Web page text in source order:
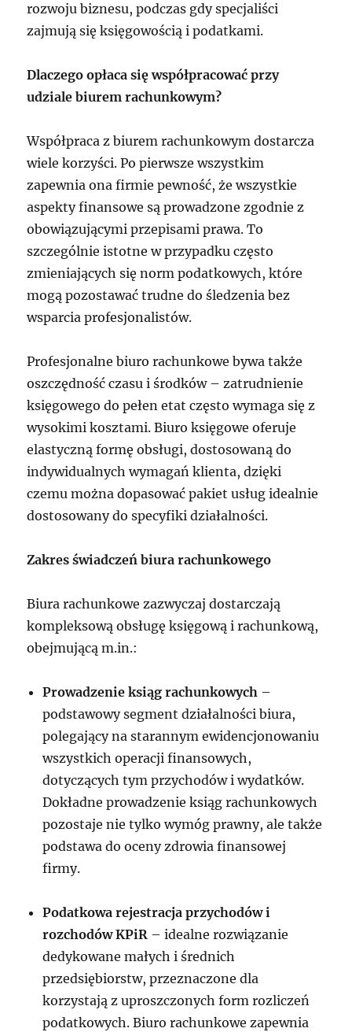
rozwoju biznesu, podczas gdy specjaliści
zajmują się księgowością i podatkami.
Dlaczego opłaca się współpracować przy
udziale biurem rachunkowym?
Współpraca z biurem rachunkowym dostarcza
wiele korzyści. Po pierwsze wszystkim
zapewnia ona firmie pewność, że wszystkie
aspekty finansowe są prowadzone zgodnie z
obowiązującymi przepisami prawa. To
szczególnie istotne w przypadku często
zmieniających się norm podatkowych, które
mogą pozostawać trudne do śledzenia bez
wsparcia profesjonalistów.
Profesjonalne biuro rachunkowe bywa także
oszczędność czasu i środków – zatrudnienie
księgowego do pełen etat często wymaga się z
wysokimi kosztami. Biuro księgowe oferuje
elastyczną formę obsługi, dostosowaną do
indywidualnych wymagań klienta, dzięki
czemu można dopasować pakiet usług idealnie
dostosowany do specyfiki działalności.
Zakres świadczeń biura rachunkowego
Biura rachunkowe zazwyczaj dostarczają
kompleksową obsługę księgową i rachunkową,
obejmującą m.in.:
Prowadzenie ksiąg rachunkowych –
podstawowy segment działalności biura,
polegający na starannym ewidencjonowaniu
wszystkich operacji finansowych,
dotyczących tym przychodów i wydatków.
Dokładne prowadzenie ksiąg rachunkowych
pozostaje nie tylko wymóg prawny, ale także
podstawa do oceny zdrowia finansowej
firmy.
Podatkowa rejestracja przychodów i
rozchodów KPiR – idealne rozwiązanie
dedykowane małych i średnich
przedsiębiorstw, przeznaczone dla
korzystają z uproszczonych form rozliczeń
podatkowych. Biuro rachunkowe zapewnia